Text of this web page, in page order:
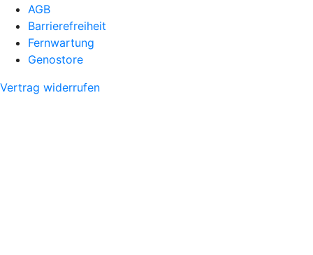
AGB
Barrierefreiheit
Fernwartung
Genostore
Vertrag widerrufen